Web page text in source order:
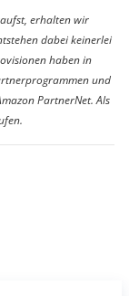
erhalten wir
dabei keinerlei
haben in
und
PartnerNet. Als